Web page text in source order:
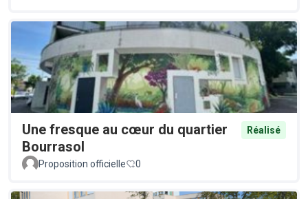
Une fresque au cœur du quartier
Bourrasol
Réalisé
Proposition officielle 0